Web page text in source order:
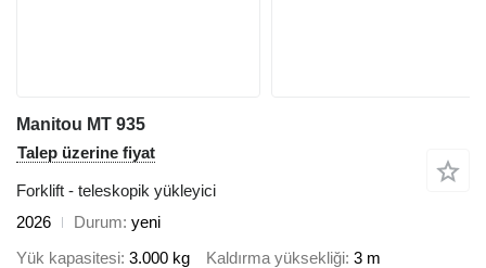
Manitou MT 935
Talep üzerine fiyat
Forklift - teleskopik yükleyici
2026
Durum yeni
Yük kapasitesi 3.000 kg Kaldırma yüksekliği 3 m